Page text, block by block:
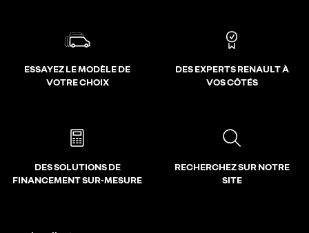
ESSAYEZ LE MODÈLE DE
VOTRE CHOIX
DES EXPERTS RENAULT À
VOS CÔTÉS
DES SOLUTIONS DE
FINANCEMENT SUR-MESURE
RECHERCHEZ SUR NOTRE
SITE